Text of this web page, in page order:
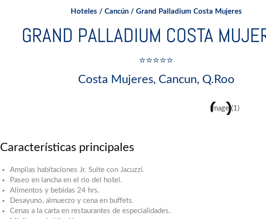
Hoteles / Cancún/ Grand Palladium Costa Mujeres
GRAND PALLADIUM COSTA
⭐⭐⭐⭐⭐
Costa Mujeres, Cancun, Q.Roo
Características principales
Amplias habitaciones Jr. Suite con Jacuzzi.
Paseo en lancha en el rio del hotel.
Alimentos y bebidas 24 hrs.
Desayuno, almuerzo y cena en buffets.
Cenas a la carta en restaurantes de especialidades.